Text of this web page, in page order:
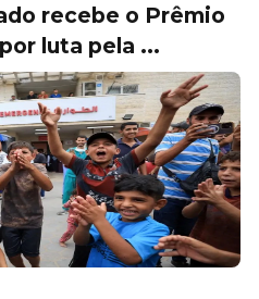
recebe o Prêmio
luta pela ...